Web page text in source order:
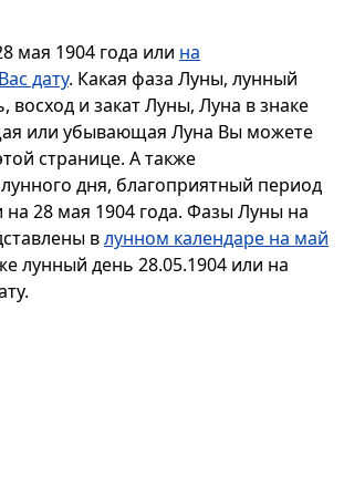
мая 1904 года или на
дату. Какая фаза Луны, лунный
восход и закат Луны, Луна в знаке
или убывающая Луна Вы можете
странице. А также
дня, благоприятный период
28 мая 1904 года. Фазы Луны на
влунном календаре на май
лунный день 28.05.1904 или на